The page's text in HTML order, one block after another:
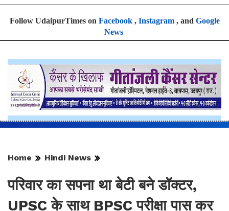
Follow UdaipurTimes on Facebook, Instagram, and Google
News
Home Hindi News
परिवार का सपना था बेटी बने डॉक्टर,
UPSC के साथ BPSC परीक्षा पास कर